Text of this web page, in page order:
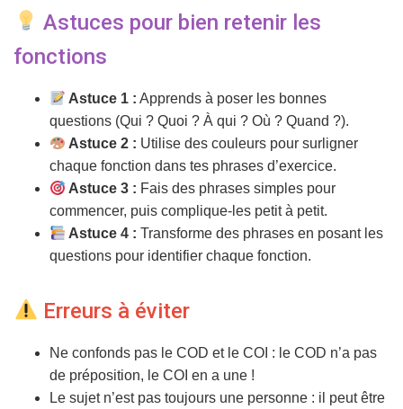
Astuces pour bien retenir les
fonctions
Astuce 1 : Apprends à poser les bonnes
questions (Qui ? Quoi ? À qui ? Où ? Quand ?).
Astuce 2 : Utilise des couleurs pour surligner
chaque fonction dans tes phrases d’exercice.
Astuce 3 : Fais des phrases simples pour
commencer, puis complique-les petit à petit.
Astuce 4 : Transforme des phrases en posant les
questions pour identifier chaque fonction.
Erreurs à éviter
Ne confonds pas le COD et le COI : le COD n’a pas
de préposition, le COI en a une !
Le sujet n’est pas toujours une personne : il peut être